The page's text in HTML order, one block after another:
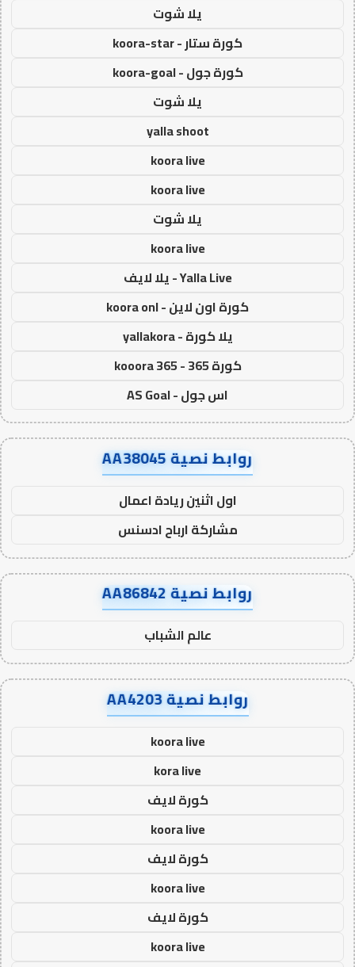
يلا شوت
كورة ستار - koora-star
كورة جول - koora-goal
يلا شوت
yalla shoot
koora live
koora live
يلا شوت
koora live
Yalla Live - يلا لايف
كورة اون لاين - koora onl
يلا كورة - yallakora
كورة 365 - kooora 365
اس جول - AS Goal
روابط نصية AA38045
اول اثنين ريادة اعمال
مشاركة ارباح ادسنس
روابط نصية AA86842
عالم الشباب
روابط نصية AA4203
koora live
kora live
كورة لايف
koora live
كورة لايف
koora live
كورة لايف
koora live